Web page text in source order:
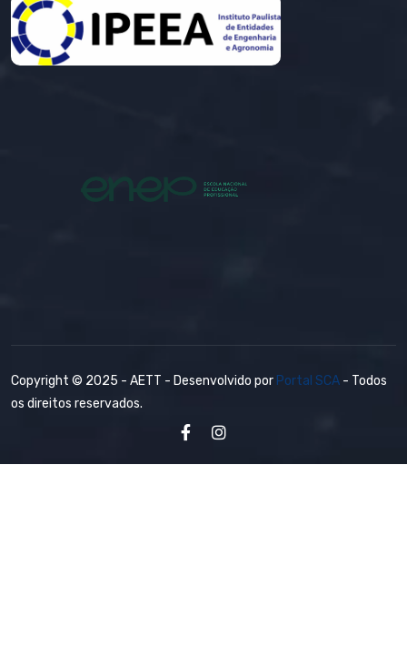
Copyright © 2025 - AETT - Desenvolvido por Portal SCA - Todos
os direitos reservados.